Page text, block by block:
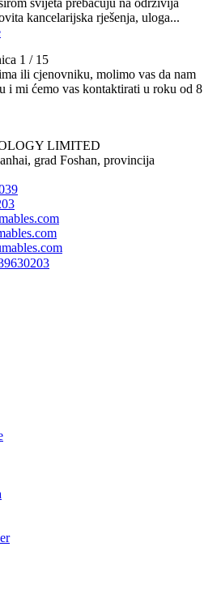
svijeta prebacuju na održivija
kancelarijska rješenja, uloga...
1 / 15
ili cjenovniku, molimo vas da nam
i mi ćemo vas kontaktirati u roku od 8
LIMITED
grad Foshan, provincija